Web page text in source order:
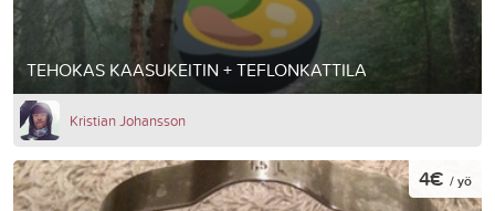
TEHOKAS KAASUKEITIN + TEFLONKATTILA
Kristian Johansson
4€ / yö